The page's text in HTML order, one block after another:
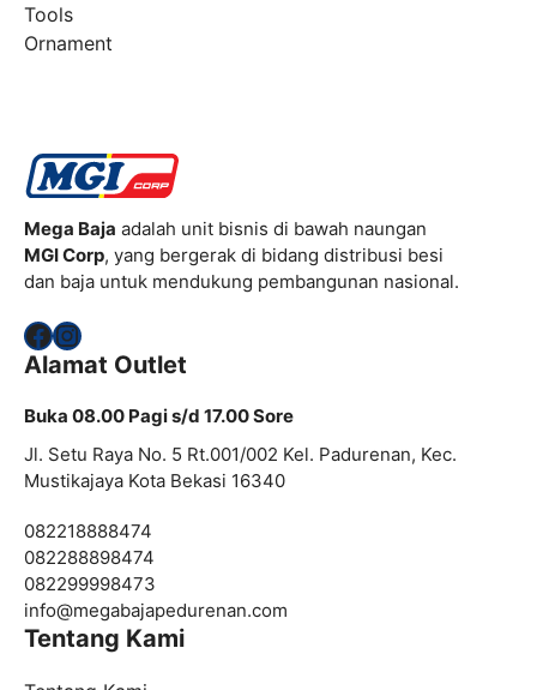
Tools
Ornament
Mega Baja adalah unit bisnis di bawah naungan
MGI Corp, yang bergerak di bidang distribusi besi
dan baja untuk mendukung pembangunan nasional.
Facebook
Instagram
Alamat Outlet
Buka 08.00 Pagi s/d 17.00 Sore
Jl. Setu Raya No. 5 Rt.001/002 Kel. Padurenan, Kec.
Mustikajaya Kota Bekasi 16340
082218888474
082288898474
082299998473
info@megabajapedurenan.com
Tentang Kami